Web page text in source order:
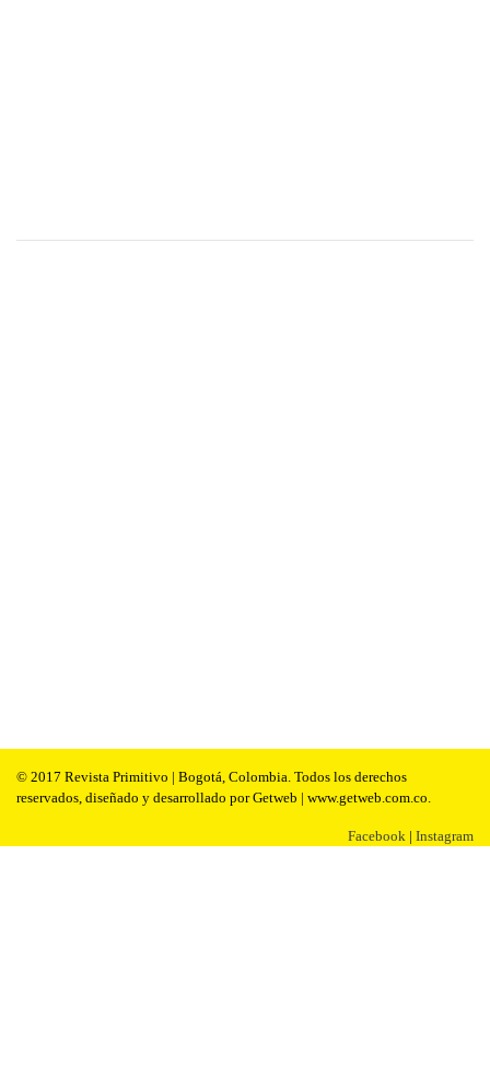
© 2017 Revista Primitivo | Bogotá, Colombia. Todos los derechos
reservados, diseñado y desarrollado por Getweb | www.getweb.com.co.
Facebook | Instagram